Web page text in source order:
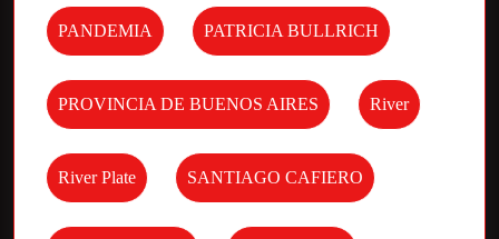
PANDEMIA PATRICIA BULLRICH
PROVINCIA DE BUENOS AIRES River
River Plate SANTIAGO CAFIERO